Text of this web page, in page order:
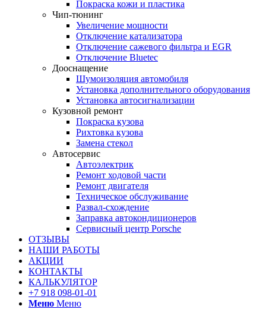
Покраска кожи и пластика
Чип-тюнинг
Увеличение мощности
Отключение катализатора
Отключение сажевого фильтра и EGR
Отключение Bluetec
Дооснащение
Шумоизоляция автомобиля
Установка дополнительного оборудования
Установка автосигнализации
Кузовной ремонт
Покраска кузова
Рихтовка кузова
Замена стекол
Автосервис
Автоэлектрик
Ремонт ходовой части
Ремонт двигателя
Техническое обслуживание
Развал-схождение
Заправка автокондиционеров
Сервисный центр Porsche
ОТЗЫВЫ
НАШИ РАБОТЫ
АКЦИИ
КОНТАКТЫ
КАЛЬКУЛЯТОР
+7 918 098-01-01
Меню Меню